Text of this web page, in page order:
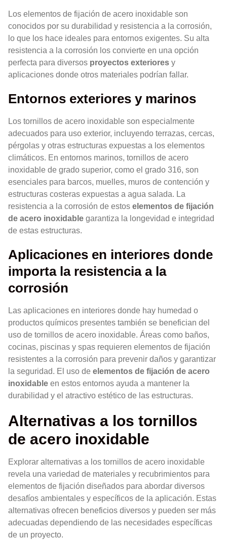
Los elementos de fijación de acero inoxidable son
conocidos por su durabilidad y resistencia a la corrosión,
lo que los hace ideales para entornos exigentes. Su alta
resistencia a la corrosión los convierte en una opción
perfecta para diversos proyectos exteriores y
aplicaciones donde otros materiales podrían fallar.
Entornos exteriores y marinos
Los tornillos de acero inoxidable son especialmente
adecuados para uso exterior, incluyendo terrazas, cercas,
pérgolas y otras estructuras expuestas a los elementos
climáticos. En entornos marinos, tornillos de acero
inoxidable de grado superior, como el grado 316, son
esenciales para barcos, muelles, muros de contención y
estructuras costeras expuestas a agua salada. La
resistencia a la corrosión de estos elementos de fijación
de acero inoxidable garantiza la longevidad e integridad
de estas estructuras.
Aplicaciones en interiores donde
importa la resistencia a la
corrosión
Las aplicaciones en interiores donde hay humedad o
productos químicos presentes también se benefician del
uso de tornillos de acero inoxidable. Áreas como baños,
cocinas, piscinas y spas requieren elementos de fijación
resistentes a la corrosión para prevenir daños y garantizar
la seguridad. El uso de elementos de fijación de acero
inoxidable en estos entornos ayuda a mantener la
durabilidad y el atractivo estético de las estructuras.
Alternativas a los tornillos
de acero inoxidable
Explorar alternativas a los tornillos de acero inoxidable
revela una variedad de materiales y recubrimientos para
elementos de fijación diseñados para abordar diversos
desafíos ambientales y específicos de la aplicación. Estas
alternativas ofrecen beneficios diversos y pueden ser más
adecuadas dependiendo de las necesidades específicas
de un proyecto.